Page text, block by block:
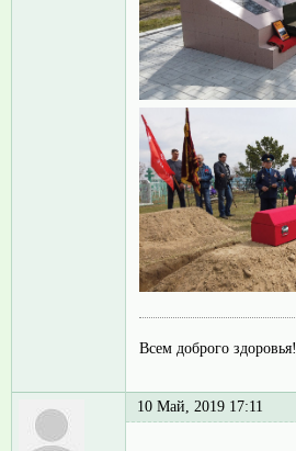
Всем доброго здоровья!
10 Май, 2019 17:11